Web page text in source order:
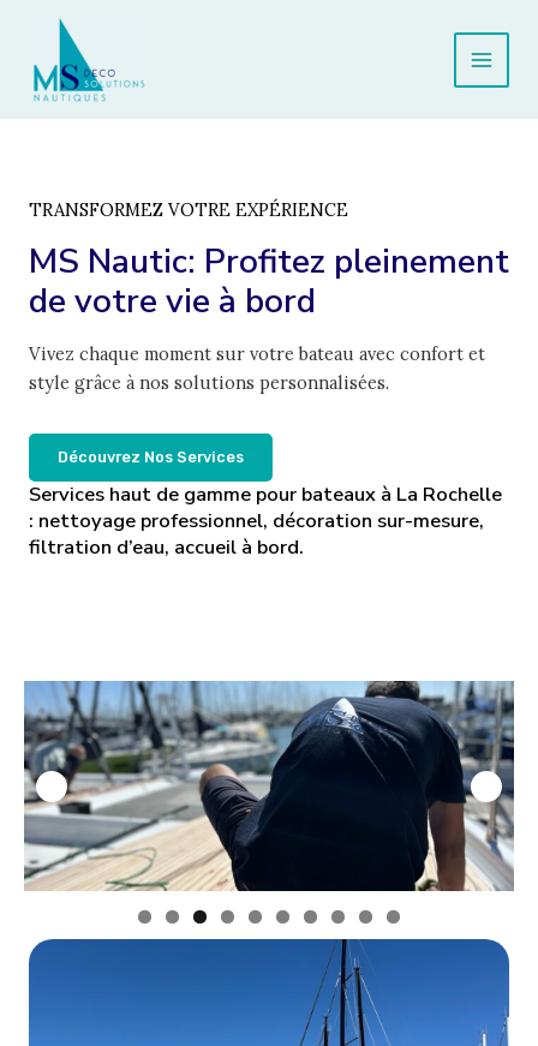
contenu
Main
Menu
TRANSFORMEZ VOTRE EXPÉRIENCE
MS Nautic: Profitez pleinement
de votre vie à bord
Vivez chaque moment sur votre bateau avec confort et
style grâce à nos solutions personnalisées.
Découvrez Nos Services
Services haut de gamme pour bateaux à La Rochelle
: nettoyage professionnel, décoration sur-mesure,
filtration d’eau, accueil à bord.
0